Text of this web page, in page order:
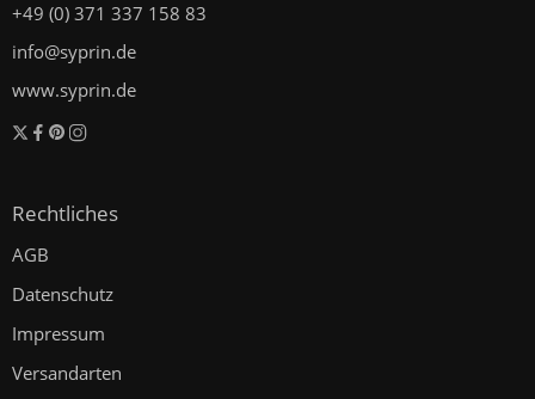
+49 (0) 371 337 158 83
info@syprin.de
www.syprin.de
Rechtliches
AGB
Datenschutz
Impressum
Versandarten